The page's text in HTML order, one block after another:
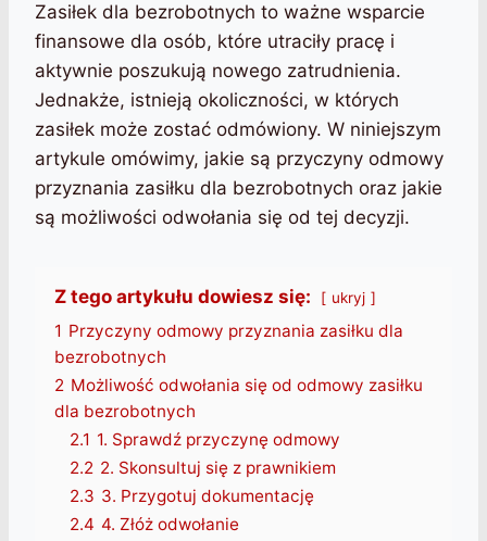
Zasiłek dla bezrobotnych to ważne wsparcie
finansowe dla osób, które utraciły pracę i
aktywnie poszukują nowego zatrudnienia.
Jednakże, istnieją okoliczności, w których
zasiłek może zostać odmówiony. W niniejszym
artykule omówimy, jakie są przyczyny odmowy
przyznania zasiłku dla bezrobotnych oraz jakie
są możliwości odwołania się od tej decyzji.
Z tego artykułu dowiesz się: ukryj
1 Przyczyny odmowy przyznania zasiłku dla
bezrobotnych
2 Możliwość odwołania się od odmowy zasiłku
dla bezrobotnych
2.1 1. Sprawdź przyczynę odmowy
2.2 2. Skonsultuj się z prawnikiem
2.3 3. Przygotuj dokumentację
2.4 4. Złóż odwołanie